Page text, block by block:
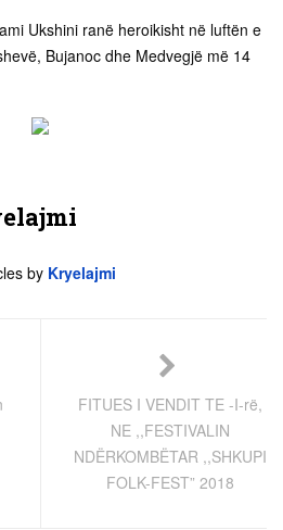
Ukshini ranë heroikisht në luftën e
Bujanoc dhe Medvegjë më 14
by Kryelajmi
FITUES I VENDIT TE -I-rë,
NE ,,FESTIVALIN
NDËRKOMBËTAR ,,SHKUPI
FOLK-FEST” 2018